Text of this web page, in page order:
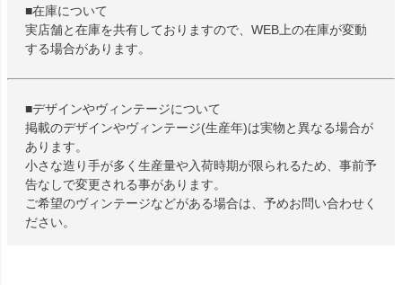
■在庫について
実店舗と在庫を共有しておりますので、WEB上の在庫が変動
する場合があります。
■デザインやヴィンテージについて
掲載のデザインやヴィンテージ(生産年)は実物と異なる場合が
あります。
小さな造り手が多く生産量や入荷時期が限られるため、事前予
告なしで変更される事があります。
ご希望のヴィンテージなどがある場合は、予めお問い合わせく
ださい。